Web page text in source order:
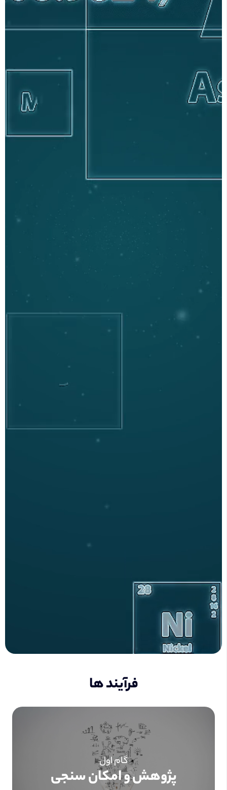
فرآیند ها
گام اول
پژوهش و امکان سنجی